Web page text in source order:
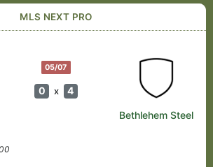
MLS NEXT PRO
05/07
0 x 4
Bethlehem Steel